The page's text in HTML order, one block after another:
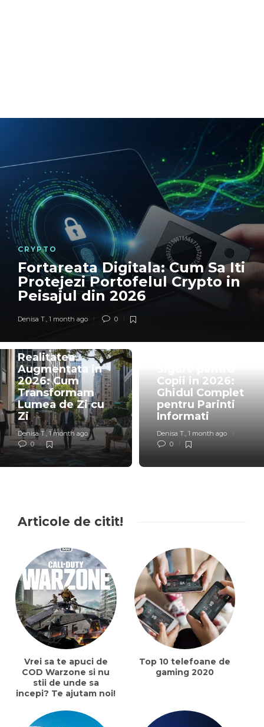
Cum Sa Iti
Crypto in
Gadgeturi
Educative si
Sigure pentru
Copii in 2026:
Ghidul Complet
pentru Parinti
Informati
Denisa T.,1 month ago
0
GAMING
Pixelii
Noastre
Ultra-
CRYPTO
2026: Unde sa
Privesti
Crestere
Exponentiala
Denisa T., 1 month ago
Articole de citit!
Vrei sa te apuci de
COD Warzone si nu
stii de unde sa
incepi? Te ajutam noi!
Top 10 telefoane de
gaming 2020